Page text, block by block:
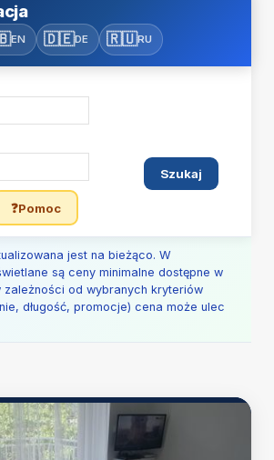
EN 🇩🇪DE 🇷🇺RU
Szukaj
❓Pomoc
jest na bieżąco. W
są ceny minimalne dostępne w
zależności od wybranych kryteriów
długość, promocje) cena może ulec